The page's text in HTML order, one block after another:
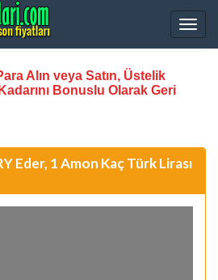
Alın veya Satın, Üstelik
Bonuslu Olarak Geri
Eder, 1 Amon Kaç Türk Lirası